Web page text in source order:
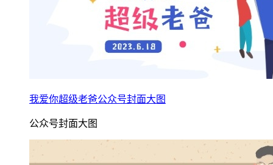
我爱你超级老爸公众号封面大图
公众号封面大图